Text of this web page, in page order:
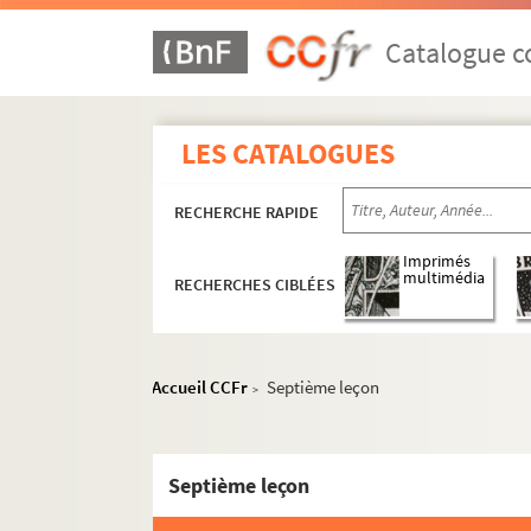
Catalogue
LES CATALOGUES
RECHERCHE RAPIDE
RECHERCHES CIBLÉES
Imprimés
multimédia
Accueil CCFr > Septième leçon
Septième leçon